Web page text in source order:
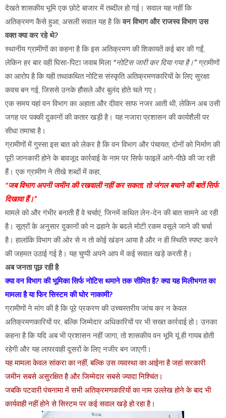
देखते शासकीय भूमि एक छोटे बाजार में तब्दील हो गई। सवाल यह नहीं कि
अतिक्रमण कैसे हुआ, असली सवाल यह है किवन विभाग और राजस्व विभाग उस
वक्त क्या कर रहे थे?
स्थानीय ग्रामीणों का कहना है कि इस अतिक्रमण की शिकायतें कई बार की गईं,
लेकिन हर बार वही घिसा-पिटा जवाब मिला “नोटिस जारी कर दिया गया है।”ग्रामीणों
का आरोप है कि यही तथाकथित नोटिस संस्कृति अतिक्रमणकारियों के लिए सुरक्षा
कवच बन गई, जिससे उनके हौसले और बुलंद होते चले गए।
एक समय यहां वन विभाग का अहाता और दीवार साफ नजर आती थी, लेकिन अब उसी
जगह पर पक्की दुकानों की कतार खड़ी है। यह नजारा प्रशासन की कार्यशैली पर
सीधा तमाचा है।
ग्रामीणों में गुस्सा इस बात को लेकर है कि वन विभाग और पंचायत, दोनों को निर्माण की
पूरी जानकारी होने के बावजूद कार्रवाई के नाम पर सिर्फ फाइलें आगे-पीछे की जा रही
हैं। एक ग्रामीण ने तीखे शब्दों में कहा,
“जब विभाग अपनी जमीन की रखवाली नहीं कर सकता, तो जंगल बचाने की बातें सिर्फ
दिखावा हैं।”
मामले को और गंभीर बनाती हैं वे चर्चाएं, जिनमें कथित लेन-देन की बात सामने आ रही
है। सूत्रों के अनुसार दुकानों को न ढहाने के बदले मोटी रकम वसूले जाने की चर्चा
है। हालांकि विभाग की ओर से न तो कोई खंडन आया है और न ही स्थिति स्पष्ट करने
की जहमत उठाई गई है। यह चुप्पी अपने आप में कई सवाल खड़े करती है।
अब जनता पूछ रही है
क्या वन विभाग की भूमिका सिर्फ नोटिस थमाने तक सीमित है? क्या यह मिलीभगत का
मामला है या फिर सिस्टम की घोर नाकामी?
ग्रामीणों ने मांग की है कि पूरे प्रकरण की उच्चस्तरीय जांच कर न केवल
अतिक्रमणकारियों पर, बल्कि जिम्मेदार अधिकारियों पर भी सख्त कार्रवाई हो। उनका
कहना है कि यदि अब भी प्रशासन नहीं जागा, तो शासकीय वन भूमि यूं ही गायब होती
रहेगी और यह लापरवाही दूसरों के लिए नजीर बन जाएगी।
यह मामला केवल सांकरा का नहीं, बल्कि उस व्यवस्था का आईना है जहां सरकारी
जमीन सबसे असुरक्षित है और जिम्मेदार सबसे ज्यादा निश्चिंत।
जबकि पटवारी पंचनामा में सभी अतिक्रमणकारियों का नाम उल्लेख होने के बाद भी
कार्यवाही नहीं होने से सिस्टम पर कई सवाल खड़े हो रहा है।